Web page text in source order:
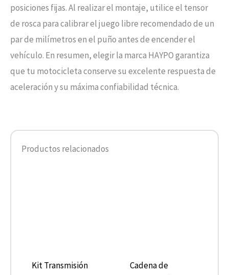
posiciones fijas. Al realizar el montaje, utilice el tensor
de rosca para calibrar el juego libre recomendado de un
par de milímetros en el puño antes de encender el
vehículo. En resumen, elegir la marca HAYPO garantiza
que tu motocicleta conserve su excelente respuesta de
aceleración y su máxima confiabilidad técnica.
Productos relacionados
Kit Transmisión
Cadena de